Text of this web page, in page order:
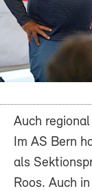
Auch
Im AS Bern
als
Roos. Auch